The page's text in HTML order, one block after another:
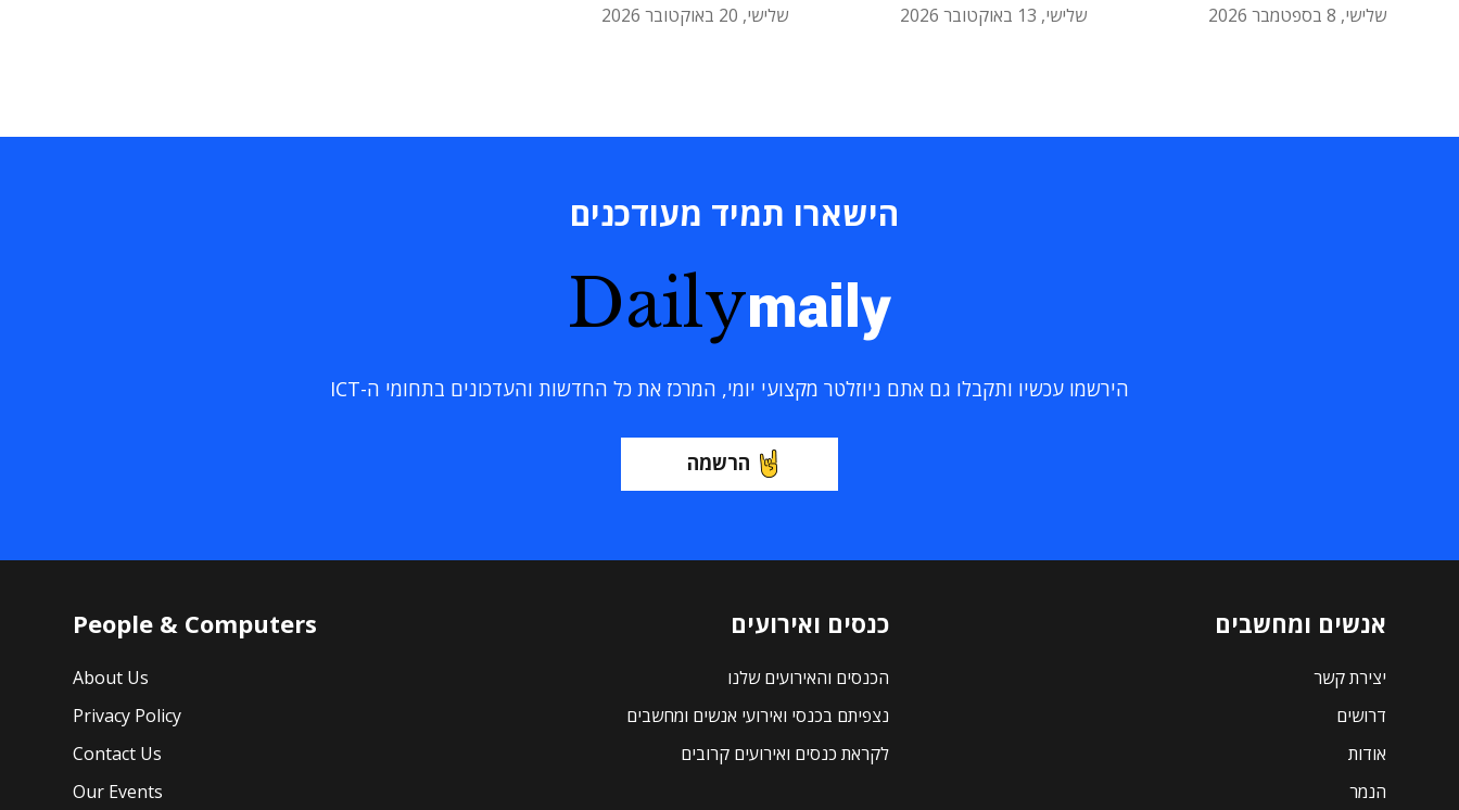
שלישי, 8 בספטמבר 2026 שלישי, 13 באוקטובר 2026 שלישי, 20 באוקטובר 2026
הישארו תמיד מעודכנים
Dailymaily
הירשמו עכשיו ותקבלו גם אתם ניוזלטר מקצועי יומי, המרכז את כל החדשות והעדכונים בתחומי ה-ICT
הרשמה
אנשים ומחשבים
יצירת קשר
דרושים
אודות
הנמר
כנסים ואירועים
הכנסים והאירועים שלנו
נצפיתם בכנסי ואירועי אנשים ומחשבים
לקראת כנסים ואירועים קרובים
People & Computers
About Us
Privacy Policy
Contact Us
Our Events